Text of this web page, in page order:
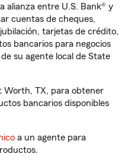
alianza entre U.S. Bank® y
cuentas de cheques,
tarjetas de crédito,
bancarios para negocios
su agente local de State
Worth, TX, para obtener
bancarios disponibles
a un agente para